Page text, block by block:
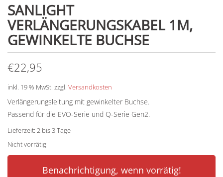
SANLIGHT
VERLÄNGERUNGSKABEL 1M,
GEWINKELTE BUCHSE
€22,95
inkl. 19 % MwSt. zzgl. Versandkosten
Verlängerungsleitung mit gewinkelter Buchse.
Passend für die EVO-Serie und Q-Serie Gen2.
Lieferzeit: 2 bis 3 Tage
Nicht vorrätig
Benachrichtigung, wenn vorrätig!